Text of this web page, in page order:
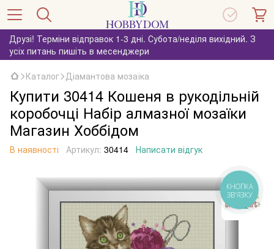
Друзі! Терміни відправок 1-3 дні. Субота/неділя вихідний. З
усіх питань пишіть в месенджери
Каталог Діамантова мозаїка
Купити 30414 Кошеня в рукодільній
коробочці Набір алмазної мозаїки
Магазин Хоббідом
В наявності Артикул: 30414 Написати відгук
КНОПКА
ЗВ'ЯЗКУ